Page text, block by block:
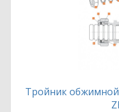
Тройник обжимной